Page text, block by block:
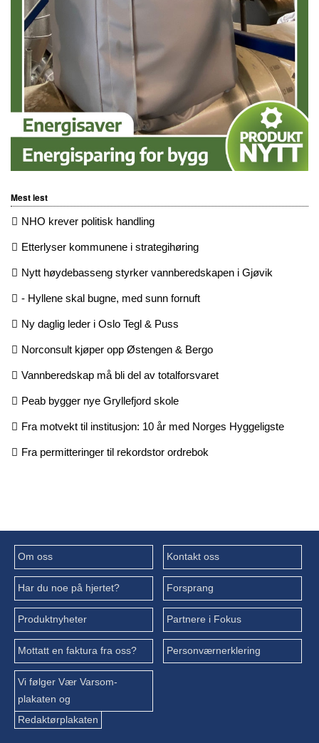
Mest lest
NHO krever politisk handling
Etterlyser kommunene i strategihøring
Nytt høydebasseng styrker vannberedskapen i Gjøvik
- Hyllene skal bugne, med sunn fornuft
Ny daglig leder i Oslo Tegl & Puss
Norconsult kjøper opp Østengen & Bergo
Vannberedskap må bli del av totalforsvaret
Peab bygger nye Gryllefjord skole
Fra motvekt til institusjon: 10 år med Norges Hyggeligste
Fra permitteringer til rekordstor ordrebok
Om oss Kontakt oss
Har du noe på hjertet? Forsprang
Produktnyheter Partnere i Fokus
Mottatt en faktura fra oss? Personværnerklering
Vi følger Vær Varsom-
plakaten og
Redaktørplakaten